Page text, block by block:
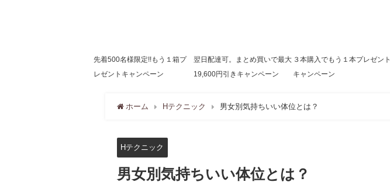
先着500名様限定!!もう１箱プ
レゼントキャンペーン
翌日配達可。まとめ買いで最大
19,600円引きキャンペーン
３本購入でもう１本プレゼント
キャンペーン
ホーム Hテクニック 男女別気持ちいい体位とは？
Hテクニック
男女別気持ちいい体位とは？